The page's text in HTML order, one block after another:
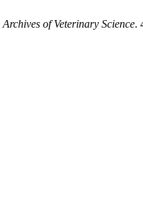
Archives of Veterinary Science.